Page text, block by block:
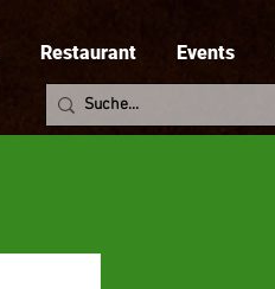
Restaurant Events